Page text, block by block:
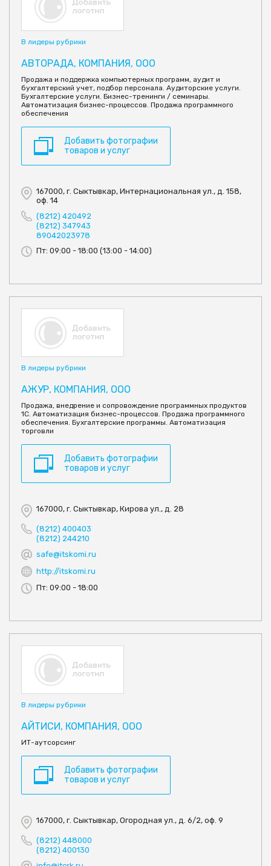
В лидеры рубрики
АВТОРАДА, КОМПАНИЯ, ООО
Продажа и поддержка компьютерных программ, аудит и
бухгалтерский учет, подбор персонала. Аудиторские услуги.
Бухгалтерские услуги. Бизнес-тренинги / семинары.
Автоматизация бизнес-процессов. Продажа программного
обеспечения
Добавить фотографии
товаров и услуг
167000, г. Сыктывкар, Интернациональная ул., д. 158,
оф. 14
(8212) 420492
(8212) 347943
89042023978
Пт: 09:00 - 18:00 (13:00 - 14:00)
В лидеры рубрики
АЖУР, КОМПАНИЯ, ООО
Продажа, внедрение и сопровождение программных продуктов
1С. Автоматизация бизнес-процессов. Продажа программного
обеспечения. Бухгалтерские программы. Автоматизация
торговли
Добавить фотографии
товаров и услуг
167000, г. Сыктывкар, Кирова ул., д. 28
(8212) 400403
(8212) 244210
safe@itskomi.ru
http://itskomi.ru
Пт: 09:00 - 18:00
В лидеры рубрики
АЙТИСИ, КОМПАНИЯ, ООО
ИТ-аутсорсинг
Добавить фотографии
товаров и услуг
167000, г. Сыктывкар, Огородная ул., д. 6/2, оф. 9
(8212) 448000
(8212) 400130